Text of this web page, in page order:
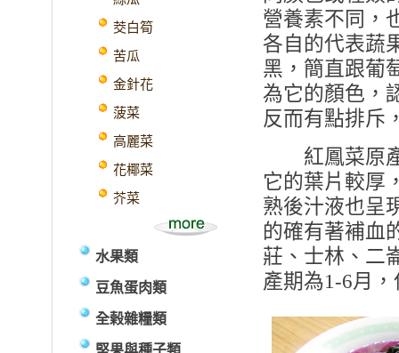
茭白筍
苦瓜
金針花
菠菜
高麗菜
花椰菜
芥菜
水果類
豆魚蛋肉類
全榖雜糧類
堅果與種子類
營養素不同，
各自的代表蔬
黑，簡直跟葡
為它的顏色，
反而有點排斥
紅鳳菜原產
它的葉片較厚
熟後汁液也呈
的確有著補血
莊、士林、二
產期為1-6月